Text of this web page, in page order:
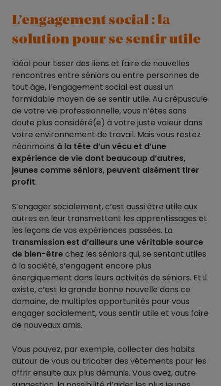
L’engagement social : la
solution pour se sentir utile
Idéal pour tisser des liens et faire de nouvelles
rencontres entre séniors ou entre personnes de
tout âge, l’engagement social est aussi un
formidable moyen de se sentir utile. Au crépuscule
de votre vie professionnelle, vous n’êtes sans
doute plus considéré(e) à votre juste valeur dans
votre environnement de travail. Mais vous restez
néanmoins à la tête d’un vécu et d’une
expérience de vie dont beaucoup d’autres,
jeunes comme séniors, peuvent aisément tirer
profit.
S’engager socialement, c’est aussi être utile aux
autres en leur transmettant les apprentissages et
les leçons de vos expériences passées. La
transmission est d’ailleurs une véritable source
de bien-êtrechez les séniors qui, se sentant utiles
à la société, s’engagent encore plus
énergiquement dans leurs activités de séniors. Et il
existe, c’est la grande bonne nouvelle dans ce
domaine, de multiples opportunités pour vous
engager socialement, vous sentir utile et vous faire
de nouveaux amis.
Vous pouvez, par exemple, collecter des habits
autour de vous ou tricoter des vêtements pour les
offrir ensuite aux plus démunis. Vous avez, autre